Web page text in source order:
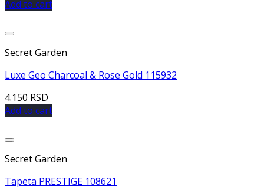
Add to cart
Secret Garden
Luxe Geo Charcoal & Rose Gold 115932
4.150 RSD
Add to cart
Secret Garden
Tapeta PRESTIGE 108621